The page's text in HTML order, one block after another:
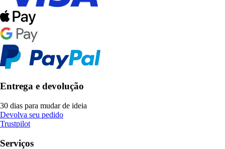
Entrega e devolução
30 dias para mudar de ideia
Devolva seu pedido
Trustpilot
Serviços